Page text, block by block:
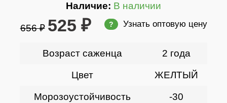
Наличие: В наличии
656 ₽ 525 ₽ ? Узнать оптовую цену
Возраст саженца 2 года
Цвет ЖЕЛТЫЙ
Морозоустойчивость -30